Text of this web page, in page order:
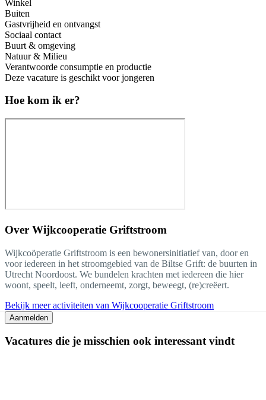
Winkel
Buiten
Gastvrijheid en ontvangst
Sociaal contact
Buurt & omgeving
Natuur & Milieu
Verantwoorde consumptie en productie
Deze vacature is geschikt voor jongeren
Hoe kom ik er?
Over Wijkcooperatie Griftstroom
Wijkcoöperatie Griftstroom is een bewonersinitiatief van, door en
voor iedereen in het stroomgebied van de Biltse Grift: de buurten in
Utrecht Noordoost. We bundelen krachten met iedereen die hier
woont, speelt, leeft, onderneemt, zorgt, beweegt, (re)creëert.
Bekijk meer activiteiten van Wijkcooperatie Griftstroom
Aanmelden
Vacatures die je misschien ook interessant vindt